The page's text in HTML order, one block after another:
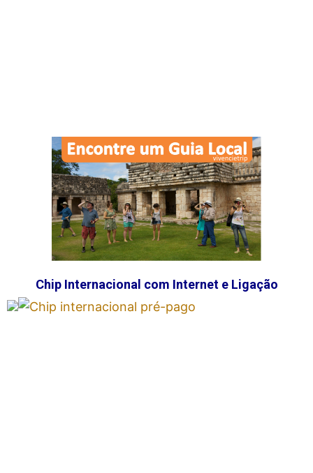
Chip Internacional com Internet e Ligação